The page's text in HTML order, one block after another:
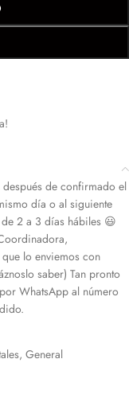
de confirmado el
día o al siguiente
2 a 3 días hábiles 😃
lo enviemos con
saber) Tan pronto
WhatsApp al número
, General